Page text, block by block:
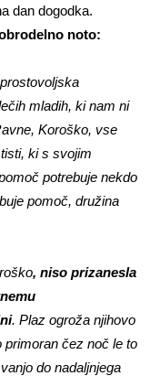
dan dogodka.
noto:
mladih, ki nam ni
Koroško, vse
ki s svojim
potrebuje nekdo
pomoč, družina
, niso prizanesla
. Plaz ogroža njihovo
primoran čez noč le to
do nadaljnjega